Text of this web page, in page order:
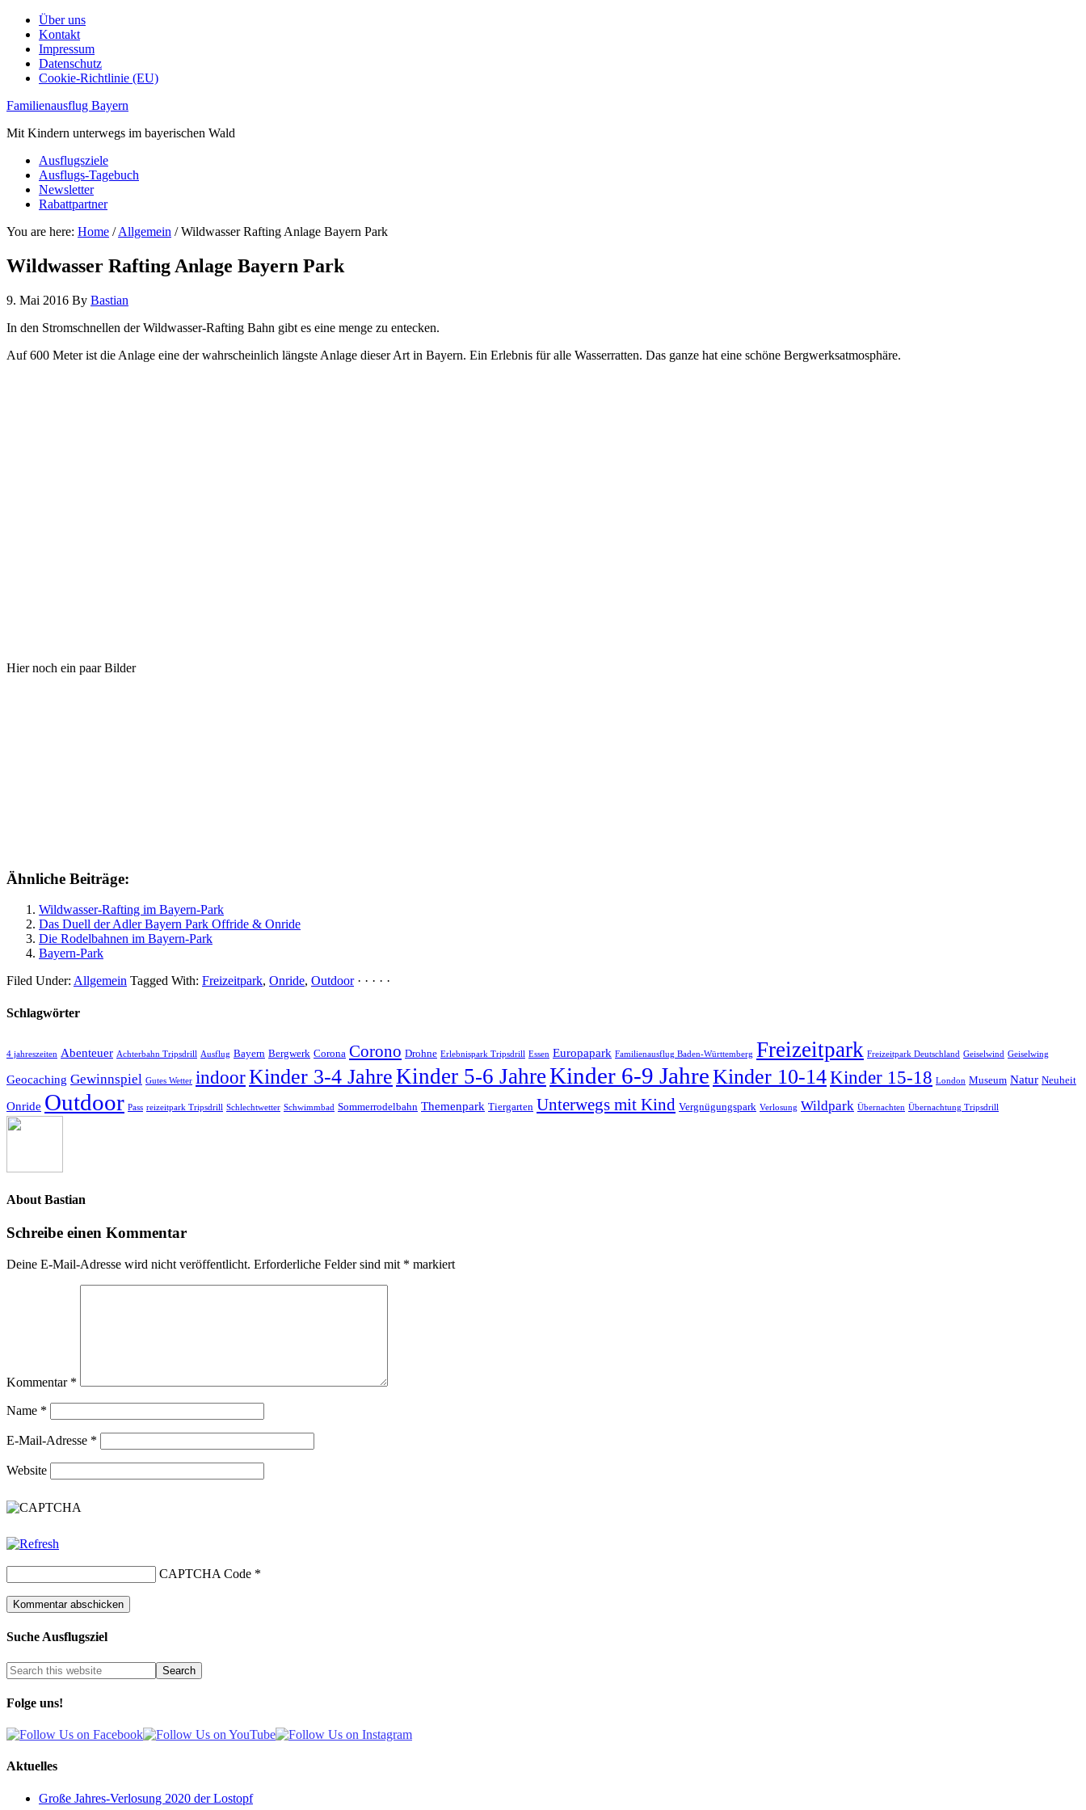
Über uns
Kontakt
Impressum
Datenschutz
Cookie-Richtlinie (EU)
Familienausflug Bayern
Mit Kindern unterwegs im bayerischen Wald
Ausflugsziele
Ausflugs-Tagebuch
Newsletter
Rabattpartner
You are here: Home / Allgemein /Wildwasser Rafting Anlage Bayern Park
Wildwasser Rafting Anlage Bayern Park
9. Mai 2016 By Bastian
In den Stromschnellen der Wildwasser-Rafting Bahn gibt es eine menge zu entecken.
Auf 600 Meter ist die Anlage eine der wahrscheinlich längste Anlage dieser Art in Bayern. Ein Erlebnis für alle Wasserratten. Das ganze hat eine schöne Bergwerksatmosphäre.
Hier noch ein paar Bilder
Ähnliche Beiträge:
Wildwasser-Rafting im Bayern-Park
Das Duell der Adler Bayern Park Offride & Onride
Die Rodelbahnen im Bayern-Park
Bayern-Park
Filed Under: Allgemein Tagged With: Freizeitpark, Onride, Outdoor· · · · ·
Schlagwörter
4 jahreszeiten Abenteuer Achterbahn Tripsdrill Ausflug Bayern Bergwerk Corona Corono Drohne Erlebnispark Tripsdrill Essen Europapark Familienausflug Baden-Württemberg Freizeitpark Freizeitpark Deutschland Geiselwind Geiselwing
Geocaching Gewinnspiel Gutes Wetter indoorKinder 3-4 JahreKinder 5-6 JahreKinder 6-9 JahreKinder 10-14Kinder 15-18 London Museum Natur Neuheit
Onride Outdoor Pass reizeitpark Tripsdrill Schlechtwetter Schwimmbad Sommerrodelbahn Themenpark Tiergarten Unterwegs mit Kind Vergnügungspark Verlosung Wildpark Übernachten Übernachtung Tripsdrill
About Bastian
Schreibe einen Kommentar
Deine E-Mail-Adresse wird nicht veröffentlicht. Erforderliche Felder sind mit * markiert
Kommentar *
Name *
E-Mail-Adresse *
Website
CAPTCHA Code *
Suche Ausflugsziel
Folge uns!
Aktuelles
Große Jahres-Verlosung 2020 der Lostopf